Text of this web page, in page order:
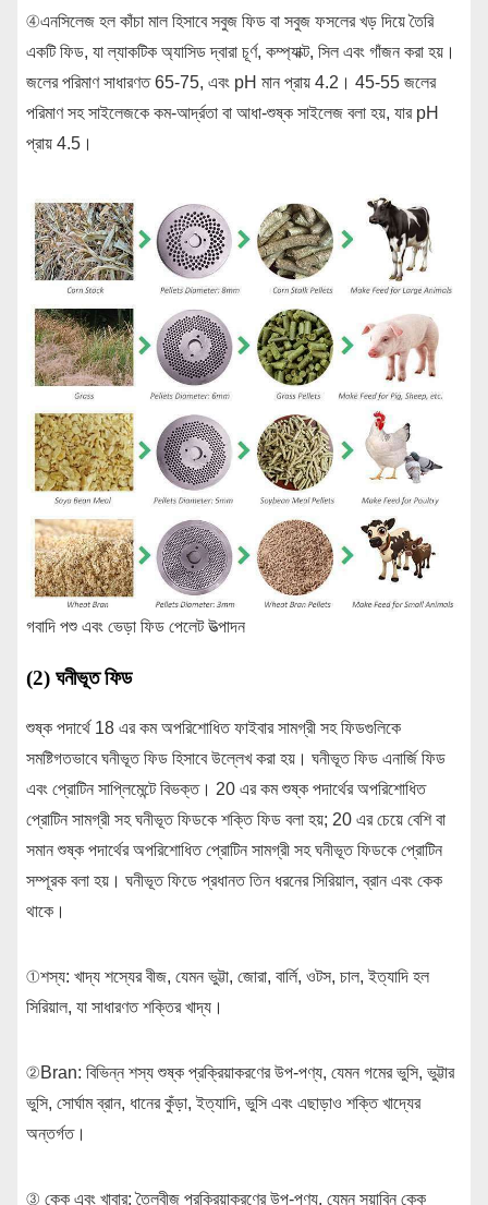
④এনসিলেজ হল কাঁচা মাল হিসাবে সবুজ ফিড বা সবুজ ফসলের খড় দিয়ে তৈরি
একটি ফিড, যা ল্যাকটিক অ্যাসিড দ্বারা চূর্ণ, কম্প্যাক্ট, সিল এবং গাঁজন করা হয়।
জলের পরিমাণ সাধারণত 65-75, এবং pH মান প্রায় 4.2। 45-55 জলের
পরিমাণ সহ সাইলেজকে কম-আর্দ্রতা বা আধা-শুষ্ক সাইলেজ বলা হয়, যার pH
প্রায় 4.5।
গবাদি পশু এবং ভেড়া ফিড পেলেট উত্পাদন
(2) ঘনীভূত ফিড
শুষ্ক পদার্থে 18 এর কম অপরিশোধিত ফাইবার সামগ্রী সহ ফিডগুলিকে
সমষ্টিগতভাবে ঘনীভূত ফিড হিসাবে উল্লেখ করা হয়। ঘনীভূত ফিড এনার্জি ফিড
এবং প্রোটিন সাপ্লিমেন্টে বিভক্ত। 20 এর কম শুষ্ক পদার্থের অপরিশোধিত
প্রোটিন সামগ্রী সহ ঘনীভূত ফিডকে শক্তি ফিড বলা হয়; 20 এর চেয়ে বেশি বা
সমান শুষ্ক পদার্থের অপরিশোধিত প্রোটিন সামগ্রী সহ ঘনীভূত ফিডকে প্রোটিন
সম্পূরক বলা হয়। ঘনীভূত ফিডে প্রধানত তিন ধরনের সিরিয়াল, ব্রান এবং কেক
থাকে।
①শস্য: খাদ্য শস্যের বীজ, যেমন ভুট্টা, জোরা, বার্লি, ওটস, চাল, ইত্যাদি হল
সিরিয়াল, যা সাধারণত শক্তির খাদ্য।
②Bran: বিভিন্ন শস্য শুষ্ক প্রক্রিয়াকরণের উপ-পণ্য, যেমন গমের ভুসি, ভুট্টার
ভুসি, সোর্ঘাম ব্রান, ধানের কুঁড়া, ইত্যাদি, ভুসি এবং এছাড়াও শক্তি খাদ্যের
অন্তর্গত।
③ কেক এবং খাবার: তৈলবীজ প্রক্রিয়াকরণের উপ-পণ্য, যেমন সয়াবিন কেক